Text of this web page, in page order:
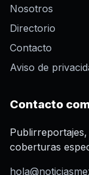
Nosotros
Directorio
Contacto
Aviso de
Contacto
coberturas